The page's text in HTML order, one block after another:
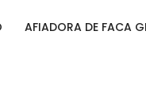
AFIADORA DE FACA